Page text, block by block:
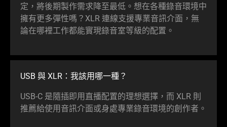
定，將後期製作需求降至最低。想在各種錄音環境中
擁有更多彈性嗎？XLR 連線支援專業音訊介面，無
論在哪裡工作都能實現錄音室等級的配置 。
USB 與 XLR：我該用哪一種 ？
USB-C 是隨插即用直播配置的理想選擇，而 XLR 則
推薦給使用音訊介面或身處專業錄音環境的創 作者 。